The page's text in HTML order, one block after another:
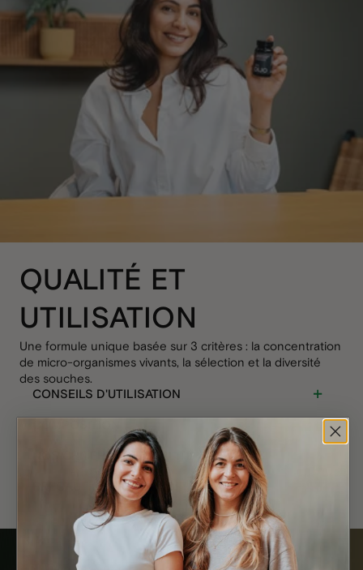
QUALITÉ ET
UTILISATION
Une formule unique basée sur 3 critères : la concentration
de micro-organismes vivants, la sélection et la diversité
des souches.
CONSEILS D'UTILISATION
NOS CRITÈRES DE QUALITÉ
PRÉCAUTIONS D'EMPLOI